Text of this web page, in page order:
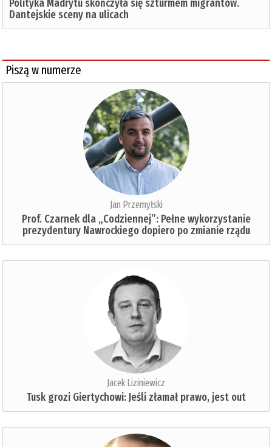
Polityka Madrytu skończyła się szturmem migrantów.
Dantejskie sceny na ulicach
Piszą w numerze
Jan Przemyłski
Prof. Czarnek dla „Codziennej”: Pełne wykorzystanie
prezydentury Nawrockiego dopiero po zmianie rządu
Jacek Liziniewicz
Tusk grozi Giertychowi: Jeśli złamał prawo, jest out